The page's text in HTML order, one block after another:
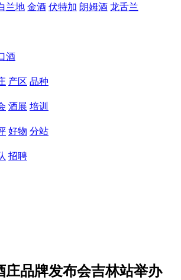
兰地 金酒 伏特加 朗姆酒 龙舌兰
酒
产区 品种
酒展 培训
好物 分站
招聘
庄品牌发布会吉林站举办